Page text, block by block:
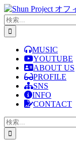
Skip
to
content
検
索
…
MUSIC
YOUTUBE
ABOUT US
PROFILE
SNS
INFO
CONTACT
検
索
…